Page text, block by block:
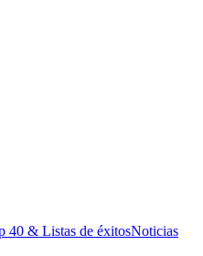
40 & Listas de éxitosNoticias